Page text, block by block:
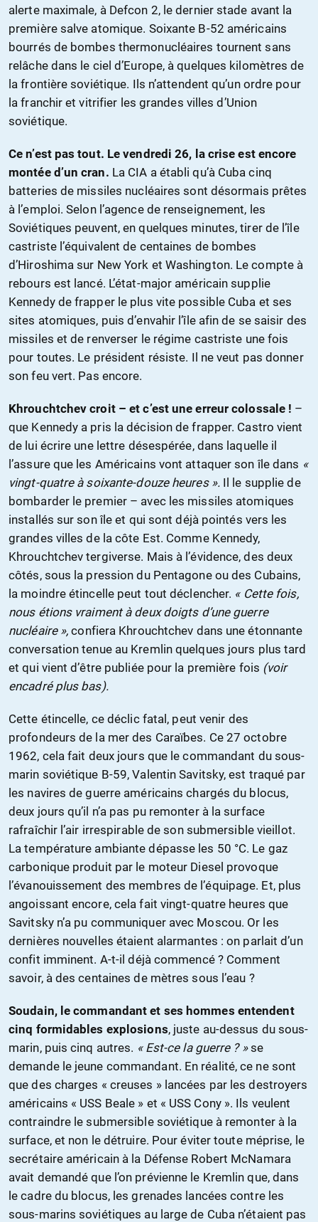
alerte maximale, à Defcon 2, le dernier stade avant la
première salve atomique. Soixante B-52 américains
bourrés de bombes thermonucléaires tournent sans
relâche dans le ciel d’Europe, à quelques kilomètres de
la frontière soviétique. Ils n’attendent qu’un ordre pour
la franchir et vitrifier les grandes villes d’Union
soviétique.
Ce n’est pas tout. Le vendredi 26, la crise est encore
montée d’un cran. La CIA a établi qu’à Cuba cinq
batteries de missiles nucléaires sont désormais prêtes
à l’emploi. Selon l’agence de renseignement, les
Soviétiques peuvent, en quelques minutes, tirer de l’île
castriste l’équivalent de centaines de bombes
d’Hiroshima sur New York et Washington. Le compte à
rebours est lancé. L’état-major américain supplie
Kennedy de frapper le plus vite possible Cuba et ses
sites atomiques, puis d’envahir l’île afin de se saisir des
missiles et de renverser le régime castriste une fois
pour toutes. Le président résiste. Il ne veut pas donner
son feu vert. Pas encore.
Khrouchtchev croit – et c’est une erreur colossale ! –
que Kennedy a pris la décision de frapper. Castro vient
de lui écrire une lettre désespérée, dans laquelle il
l’assure que les Américains vont attaquer son île dans «
vingt-quatre à soixante-douze heures ».Il le supplie de
bombarder le premier – avec les missiles atomiques
installés sur son île et qui sont déjà pointés vers les
grandes villes de la côte Est. Comme Kennedy,
Khrouchtchev tergiverse. Mais à l’évidence, des deux
côtés, sous la pression du Pentagone ou des Cubains,
la moindre étincelle peut tout déclencher. « Cette fois,
nous étions vraiment à deux doigts d’une guerre
nucléaire », confiera Khrouchtchev dans une étonnante
conversation tenue au Kremlin quelques jours plus tard
et qui vient d’être publiée pour la première fois (voir
encadré plus bas).
Cette étincelle, ce déclic fatal, peut venir des
profondeurs de la mer des Caraïbes. Ce 27 octobre
1962, cela fait deux jours que le commandant du sous-
marin soviétique B-59, Valentin Savitsky, est traqué par
les navires de guerre américains chargés du blocus,
deux jours qu’il n’a pas pu remonter à la surface
rafraîchir l’air irrespirable de son submersible vieillot.
La température ambiante dépasse les 50 °C. Le gaz
carbonique produit par le moteur Diesel provoque
l’évanouissement des membres de l’équipage. Et, plus
angoissant encore, cela fait vingt-quatre heures que
Savitsky n’a pu communiquer avec Moscou. Or les
dernières nouvelles étaient alarmantes : on parlait d’un
confit imminent. A-t-il déjà commencé ? Comment
savoir, à des centaines de mètres sous l’eau ?
Soudain, le commandant et ses hommes entendent
cinq formidables explosions, juste au-dessus du sous-
marin, puis cinq autres. « Est-ce la guerre ? »se
demande le jeune commandant. En réalité, ce ne sont
que des charges « creuses » lancées par les destroyers
américains « USS Beale » et « USS Cony ». Ils veulent
contraindre le submersible soviétique à remonter à la
surface, et non le détruire. Pour éviter toute méprise, le
secrétaire américain à la Défense Robert McNamara
avait demandé que l’on prévienne le Kremlin que, dans
le cadre du blocus, les grenades lancées contre les
sous-marins soviétiques au large de Cuba n’étaient pas